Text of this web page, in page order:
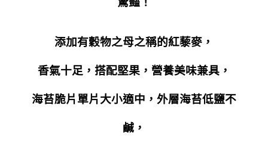
添加有穀物之母之稱的紅藜麥，
香氣十足，搭配堅果，營養美味兼具，
海苔脆片單片大小適中，外層海苔低鹽不
鹹，